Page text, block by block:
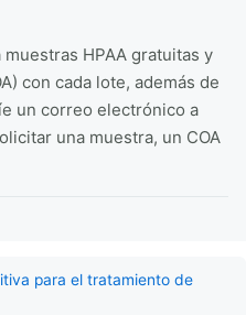
muestras HPAA gratuitas y
con cada lote, además de
un correo electrónico a
una muestra, un COA
para el tratamiento de